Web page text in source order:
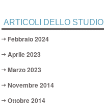
ARTICOLI DELLO STUDIO
Febbraio 2024
Aprile 2023
Marzo 2023
Novembre 2014
Ottobre 2014